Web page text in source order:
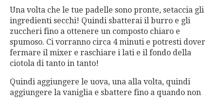
Una volta che le tue padelle sono pronte, setaccia gli
ingredienti secchi! Quindi sbatterai il burro e gli
zuccheri fino a ottenere un composto chiaro e
spumoso. Ci vorranno circa 4 minuti e potresti dover
fermare il mixer e raschiare i lati e il fondo della
ciotola di tanto in tanto!
Quindi aggiungere le uova, una alla volta, quindi
aggiungere la vaniglia e sbattere fino a quando non